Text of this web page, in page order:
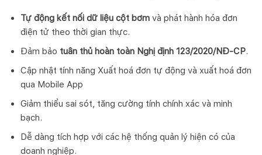
Tự động kết nối dữ liệu cột bơmvà phát hành hóa đơn
điện tử theo thời gian thực.
Đảm bảo tuân thủ hoàn toàn Nghị định 123/2020/NĐ-CP.
Cập nhật tính năng Xuất hoá đơn tự động và xuất hoá đơn
qua Mobile App
Giảm thiểu sai sót, tăng cường tính chính xác và minh
bạch.
Dễ dàng tích hợp với các hệ thống quản lý hiện có của
doanh nghiệp.